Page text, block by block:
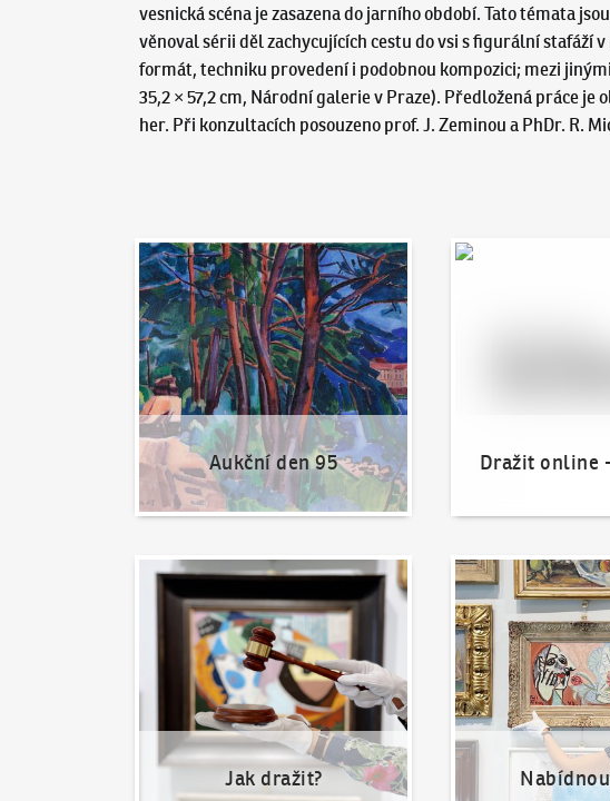
vesnická scéna je zasazena do jarního období. Tato témata
věnoval sérii děl zachycujících cestu do vsi s figurální
formát, techniku provedení i podobnou kompozici; mezi
35,2 × 57,2 cm, Národní galerie v Praze). Předložená práce
her. Při konzultacích posouzeno prof. J. Zeminou a PhDr. R.
Aukční den 95
Aukční den 95
Dražit online
Dražit online -
Jak dražit?
Jak dražit? Nabídnout dílo